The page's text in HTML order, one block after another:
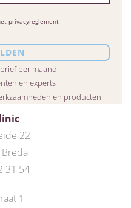
22
31 54
1
privacyreglement
per maand
en experts
en producten